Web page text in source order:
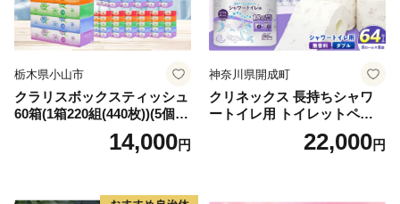
栃木県小山市
クラリスボックスティッシュ
60箱(1箱220組(440枚))(5個入
り×12セット)【1256759】
14,000円
神奈川県開成町
クリネックス 長持ちシャワ
ートイレ用 トイレットペー
パー（ダブル）64ロール(8ロ
ール×8パック) 開成町 トイレ
蓄 防災 エコ 消耗品 生活雑貨
22,000円